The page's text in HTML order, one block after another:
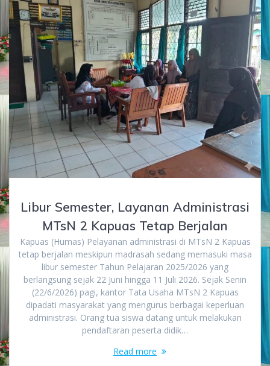
Libur Semester, Layanan Administrasi
MTsN 2 Kapuas Tetap Berjalan
Kapuas (Humas) Pelayanan administrasi di MTsN 2 Kapuas
tetap berjalan meskipun madrasah sedang memasuki masa
libur semester Tahun Pelajaran 2025/2026 yang
berlangsung sejak 22 Juni hingga 11 Juli 2026. Sejak Senin
(22/6/2026) pagi, kantor Tata Usaha MTsN 2 Kapuas
dipadati masyarakat yang mengurus berbagai keperluan
administrasi. Orang tua siswa datang untuk melakukan
pendaftaran peserta didik…
Read more